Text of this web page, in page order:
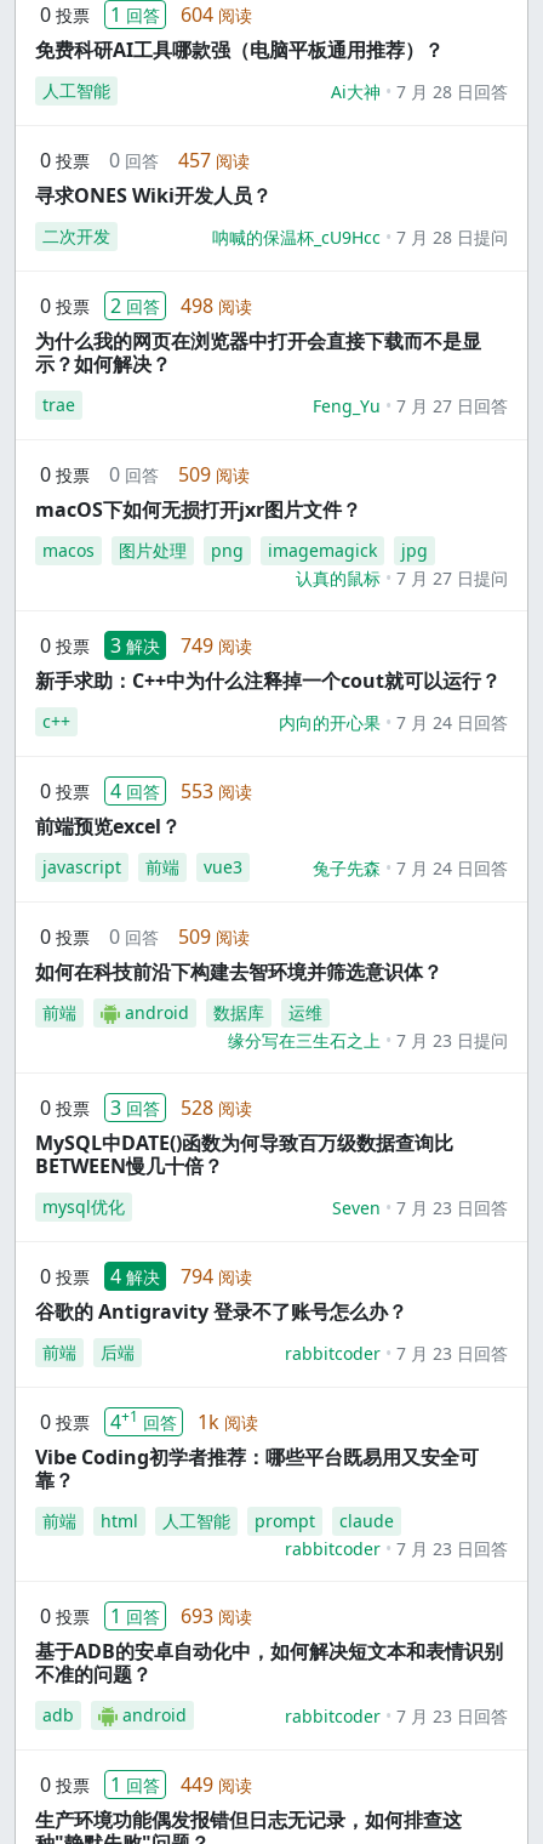
0 投票 1 回答 604 阅读
免费科研AI工具哪款强（电脑平板通用推荐）？
人工智能 Ai大神 7 月 28 日回答
0 投票 0 回答 457 阅读
寻求ONES Wiki开发人员？
二次开发 呐喊的保温杯_cU9Hcc 7 月 28 日提问
0 投票 2 回答 498 阅读
为什么我的网页在浏览器中打开会直接下载而不是显
示？如何解决？
trae Feng_Yu 7 月 27 日回答
0 投票 0 回答 509 阅读
macOS下如何无损打开jxr图片文件？
macos 图片处理 png imagemagick
jpg
认真的鼠标
7 月 27 日提问
0 投票 3 解决 749 阅读
新手求助：C++中为什么注释掉一个cout就可以运行？
c++ 内向的开心果 7 月 24 日回答
0 投票 4 回答 553 阅读
前端预览excel？
javascript 前端 vue3 兔子先森 7 月 24 日回答
0 投票 0 回答 509 阅读
如何在科技前沿下构建去智环境并筛选意识体？
前端 android 数据库
运维
缘分写在三生石之上
7 月 23 日提问
0 投票 3 回答 528 阅读
MySQL中DATE()函数为何导致百万级数据查询比
BETWEEN慢几十倍？
mysql优化 Seven 7 月 23 日回答
0 投票 4 解决 794 阅读
谷歌的 Antigravity 登录不了账号怎么办？
前端 后端 rabbitcoder 7 月 23 日回答
0 投票 4+1 回答 1k 阅读
Vibe Coding初学者推荐：哪些平台既易用又安全可
靠？
前端 html 人工智能 prompt
claude
rabbitcoder
7 月 23 日回答
0 投票 1 回答 693 阅读
基于ADB的安卓自动化中，如何解决短文本和表情识别
不准的问题？
adb android rabbitcoder 7 月 23 日回答
0 投票 1 回答 449 阅读
生产环境功能偶发报错但日志无记录，如何排查这